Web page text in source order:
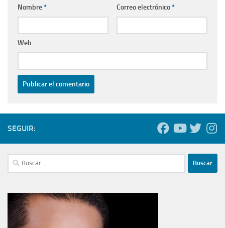
Nombre* Correo electrónico*
Web
SEGUIR:
Buscar: